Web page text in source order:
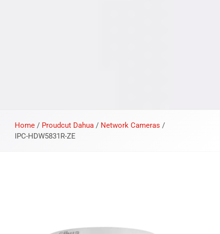
Home / Proudcut Dahua / Network Cameras /
IPC-HDW5831R-ZE